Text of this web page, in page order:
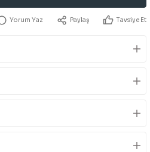
Yorum Yaz Paylaş Tavsiye Et